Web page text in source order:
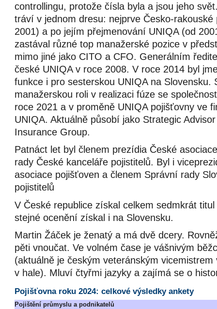
controllingu, protože čísla byla a jsou jeho
tráví v jednom dresu: nejprve Česko-
2001) a po jejím přejmenování UNIQA (od
zastával různé top manažerské pozice v
mimo jiné jako CITO a CFO. Generálním
české UNIQA v roce 2008. V roce 2014 byl
funkce i pro sesterskou UNIQA na Slovensku.
manažerskou roli v realizaci fúze se
roce 2021 a v proměně UNIQA pojišťovny ve
UNIQA. Aktuálně působí jako Strategic
Insurance Group.
Patnáct let byl členem prezídia České
rady České kanceláře pojistitelů. Byl i
asociace pojišťoven a členem Správní rady
pojistitelů
V České republice získal celkem sedmkrát
stejné ocenění získal i na Slovensku.
Martin Žáček je ženatý a má dvě dcery.
pěti vnoučat. Ve volném čase je vášnivým
(aktuálně je českým veteránským
v hale). Mluví čtyřmi jazyky a zajímá se o
Pojišťovna roku 2024: celkové výsledky ankety
Pojištění průmyslu a podnikatelů